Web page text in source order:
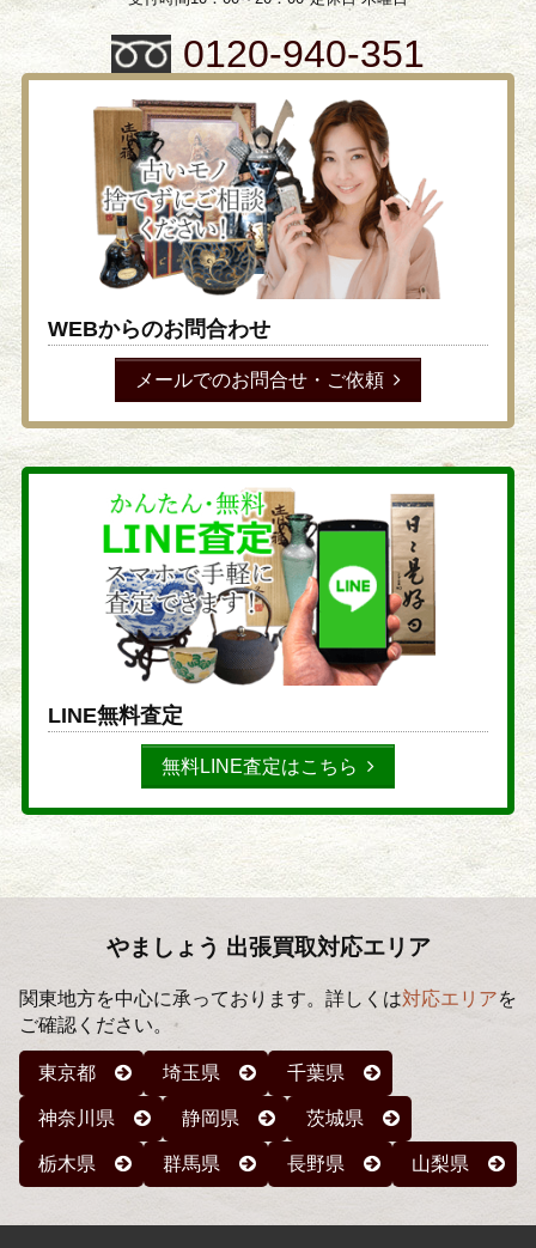
0120-940-351
WEBからのお問合わせ
メールでのお問合せ・ご依頼
LINE無料査定
無料LINE査定はこちら
やましょう 出張買取対応エリア
関東地方を中心に承っております。詳しくは対応エリアを
ご確認ください。
東京都 埼玉県 千葉県
神奈川県 静岡県 茨城県
栃木県 群馬県 長野県 山梨県